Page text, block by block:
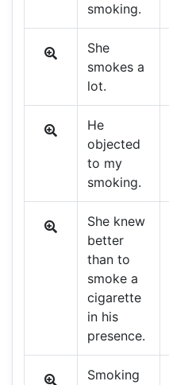
smoking.
She
smokes a
lot.
He
objected
to my
smoking.
She knew
better
than to
smoke a
cigarette
in his
presence.
Smoking